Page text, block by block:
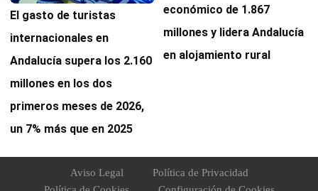
El gasto de turistas
internacionales en
Andalucía supera los 2.160
millones en los dos
primeros meses de 2026,
un 7% más que en 2025
económico de 1.867
millones y lidera Andalucía
en alojamiento rural
Aviso Legal
Política de Privacidad